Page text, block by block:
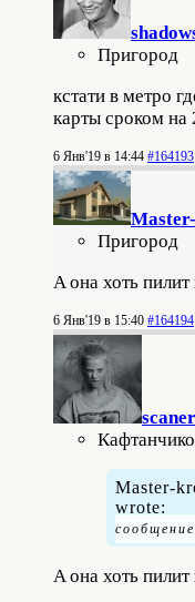
Пригород
кстати в метро
карты сроком на
6 Янв'19 в 14:44 #164193
Пригород
A она хоть
6 Янв'19 в 15:40 #164194
Master-
wrote:
A она хоть